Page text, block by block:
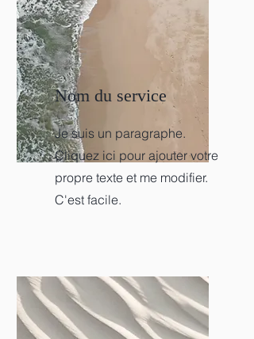
Nom du service
Je suis un paragraphe.
Cliquez ici pour ajouter votre
propre texte et me modifier.
C'est facile.